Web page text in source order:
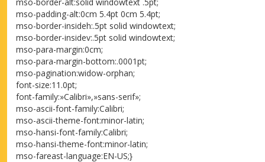
mso-padding-alt:0cm 5.4pt 0cm 5.4pt;
mso-border-insideh:.5pt solid windowtext;
mso-border-insidev:.5pt solid windowtext;
mso-para-margin:0cm;
mso-para-margin-bottom:.0001pt;
mso-pagination:widow-orphan;
font-size:11.0pt;
font-family:»Calibri»,»sans-serif»;
mso-ascii-font-family:Calibri;
mso-ascii-theme-font:minor-latin;
mso-hansi-font-family:Calibri;
mso-hansi-theme-font:minor-latin;
mso-fareast-language:EN-US;}